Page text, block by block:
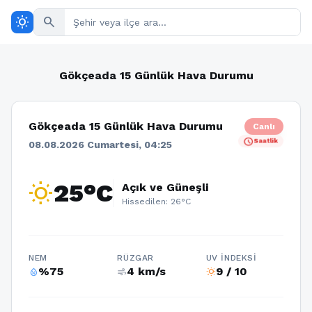
wb_sunny search
Gökçeada 15 Günlük Hava Durumu
Gökçeada 15 Günlük Hava Durumu
08.08.2026 Cumartesi, 04:25
Canlı
scheduleSaatlik
wb_sunny25°C Açık ve Güneşli
Hissedilen: 26°C
NEM
humidity_percentage%75
RÜZGAR
air4 km/s
UV İNDEKSI
wb_sunny9 / 10